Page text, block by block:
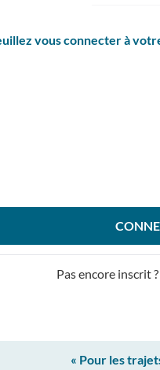
vous connecter à
Pas encore inscrit ?
« Pour les